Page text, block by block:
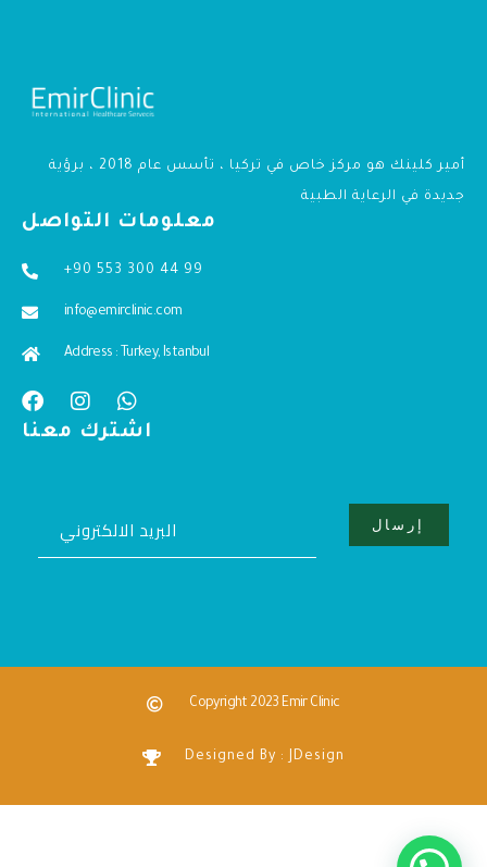
أمير كلينك هو مركز خاص في تركيا ، تأسس عام 2018 ، برؤية
جديدة في الرعاية الطبية
معلومات التواصل
+90 553 300 44 99
info@emirclinic.com
Address : Turkey, Istanbul
اشترك معنا
Copyright 2023 Emir Clinic
Designed By : JDesign